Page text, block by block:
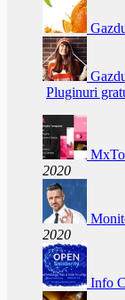
Pluginuri
2020
2020
Info